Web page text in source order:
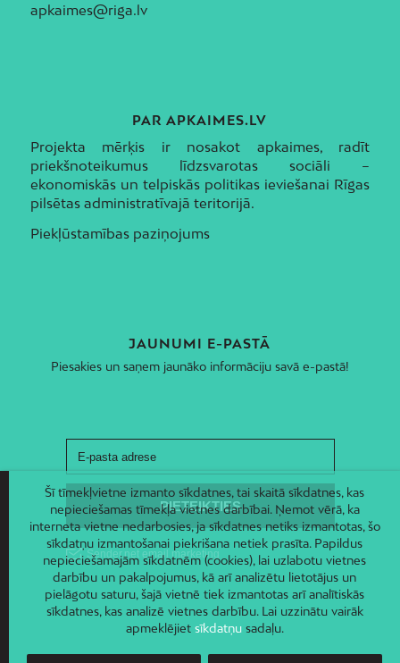
apkaimes@riga.lv
PAR APKAIMES.LV
Projekta mērķis ir nosakot apkaimes, radīt
priekšnoteikumus līdzsvarotas sociāli –
ekonomiskās un telpiskās politikas ieviešanai Rīgas
pilsētas administratīvajā teritorijā.
Piekļūstamības paziņojums
JAUNUMI E-PASTĀ
Piesakies un saņem jaunāko informāciju savā e-pastā!
Šī tīmekļvietne izmanto sīkdatnes, tai skaitā sīkdatnes, kas
nepieciešamas tīmekļa vietnes darbībai. Ņemot vērā, ka
interneta vietne nedarbosies, ja sīkdatnes netiks izmantotas, šo
sīkdatņu izmantošanai piekrišana netiek prasīta. Papildus
nepieciešamajām sīkdatnēm (cookies), lai uzlabotu vietnes
darbību un pakalpojumus, kā arī analizētu lietotājus un
pielāgotu saturu, šajā vietnē tiek izmantotas arī analītiskās
sīkdatnes, kas analizē vietnes darbību. Lai uzzinātu vairāk
apmeklējiet sīkdatņusadaļu.